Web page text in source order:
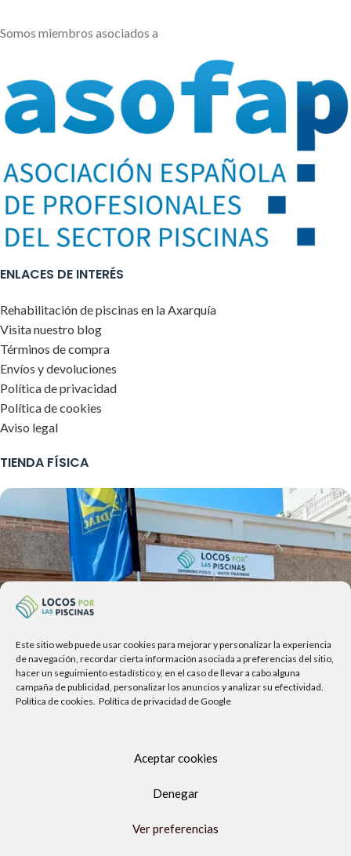
Este sitio web puede usar cookies para mejorar y personalizar la experiencia
de navegación, recordar cierta información asociada a preferencias del sitio,
hacer un seguimiento estadístico y, en el caso de llevar a cabo alguna
campaña de publicidad, personalizar los anuncios y analizar su efectividad.
Política de cookies. Política de privacidad de Google
Aceptar cookies
Denegar
Ver preferencias
Somos miembros asociados a
ENLACES DE INTERÉS
Rehabilitación de piscinas en la Axarquía
Visita nuestro blog
Términos de compra
Envíos y devoluciones
Política de privacidad
Política de cookies
Aviso legal
TIENDA FÍSICA